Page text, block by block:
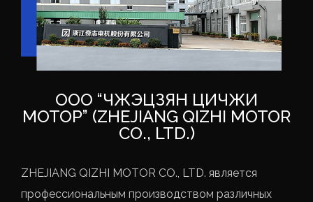
ООО “ЧЖЭЦЗЯН ЦИЧЖИ
МОТОР” (ZHEJIANG QIZHI MOTOR
CO., LTD.)
ZHEJIANG QIZHI MOTOR CO., LTD. является
профессиональным производством различных